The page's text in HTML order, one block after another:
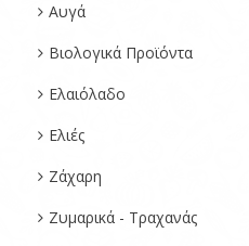
Αυγά
Βιολογικά Προϊόντα
Ελαιόλαδο
Ελιές
Ζάχαρη
Ζυμαρικά - Τραχανάς